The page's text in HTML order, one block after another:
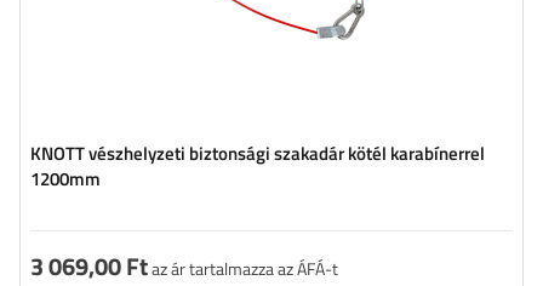
KNOTT vészhelyzeti biztonsági szakadár kötél karabínerrel
1200mm
3 069,00 Ftaz ár tartalmazza az ÁFÁ-t